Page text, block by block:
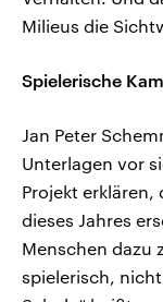
Milieus die
Spielerische
Jan Peter
Unterlagen vor
Projekt erklären,
dieses Jahres
Menschen dazu
spielerisch,